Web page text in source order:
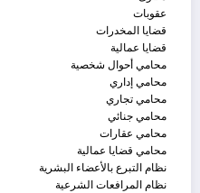
عقوبات
قضايا المخدرات
قضايا عمالية
محامي أحوال شخصية
محامي إداري
محامي تجاري
محامي جنائي
محامي عقارات
محامي قضايا عمالية
نظام التبرع بالأعضاء البشرية
نظام المرافعات الشرعية